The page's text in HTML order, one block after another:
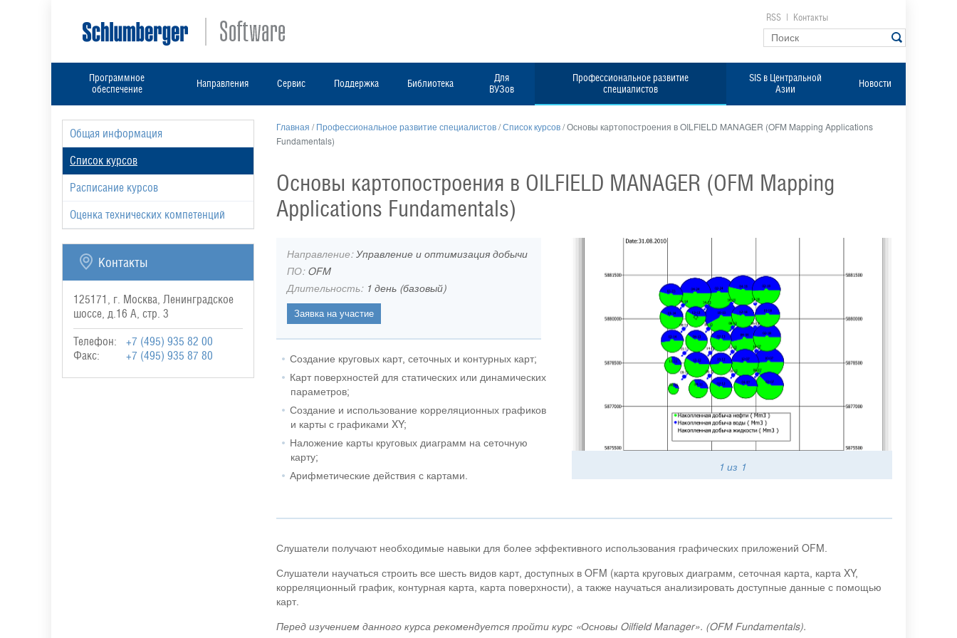
RSS Контакты
Программное
обеспечение
Направления Сервис Поддержка Библиотека
Для
ВУЗов
Профессиональное развитие
специалистов
SIS в Центральной
Азии
Новости
Общая информация
Список курсов
Расписание курсов
Оценка технических компетенций
Контакты
125171, г. Москва, Ленинградское
шоссе, д.16 А, стр. 3
Телефон:
+7 (495) 935 82 00
Факс:
+7 (495) 935 87 80
Главная /Профессиональное развитие специалистов/Список курсов/Основы картопостроения в OILFIELD MANAGER (OFM Mapping Applications
Fundamentals)
Основы картопостроения в OILFIELD MANAGER (OFM Mapping
Applications Fundamentals)
1из 1
Направление:Управление и оптимизация добычи
ПО:OFM
Длительность:1 день (базовый)
Создание круговых карт, сеточных и контурных карт;
Карт поверхностей для статических или динамических
параметров;
Создание и использование корреляционных графиков
и карты с графиками XY;
Наложение карты круговых диаграмм на сеточную
карту;
Арифметические действия с картами.
Слушатели получают необходимые навыки для более эффективного использования графических приложений OFM.
Слушатели научаться строить все шесть видов карт, доступных в OFM (карта круговых диаграмм, сеточная карта, карта XY,
корреляционный график, контурная карта, карта поверхности), а также научаться анализировать доступные данные с помощью
карт.
Перед изучением данного курса рекомендуется пройти курс «Основы Oilfield Manager». (OFM Fundamentals).